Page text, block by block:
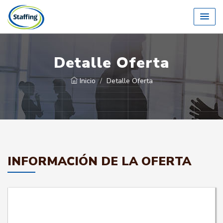
Detalle Oferta
Inicio Detalle Oferta
INFORMACIÓN DE LA OFERTA